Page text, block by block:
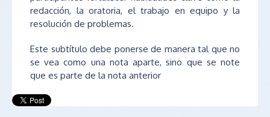
redacción, la oratoria, el trabajo en equipo y la
resolución de problemas.
Este subtítulo debe ponerse de manera tal que no
se vea como una nota aparte, sino que se note
que es parte de la nota anterior